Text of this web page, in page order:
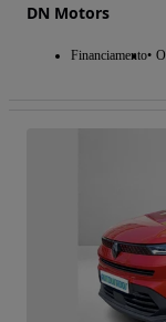
DN Motors
Financiamento